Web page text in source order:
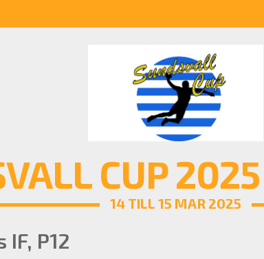
CUP
14 TILL 15 MAR 2025
P12